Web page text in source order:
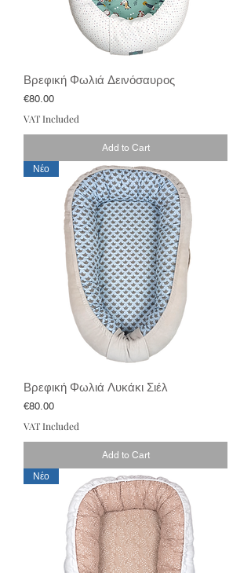
Βρεφική Φωλιά Δεινόσαυρος
Price
€80.00
VAT Included
Add to Cart
Νέο
Βρεφική Φωλιά Λυκάκι Σιέλ
Price
€80.00
VAT Included
Add to Cart
Νέο